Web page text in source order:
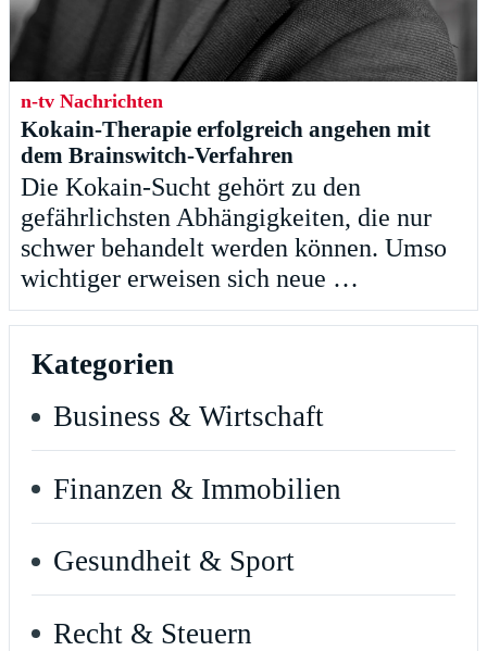
n-tv Nachrichten
Kokain-Therapie erfolgreich angehen mit
dem Brainswitch-Verfahren
Die Kokain-Sucht gehört zu den
gefährlichsten Abhängigkeiten, die nur
schwer behandelt werden können. Umso
wichtiger erweisen sich neue …
Kategorien
Business & Wirtschaft
Finanzen & Immobilien
Gesundheit & Sport
Recht & Steuern